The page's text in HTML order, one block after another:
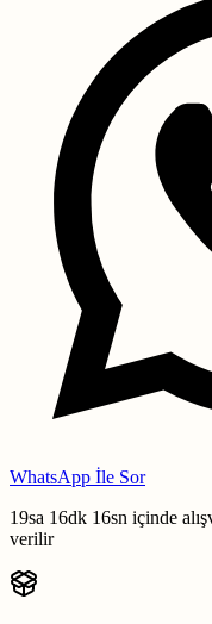
WhatsApp İle Sor
19sa 16dk 15sn içinde
verilir